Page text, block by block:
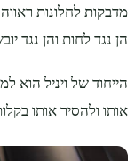
מדבקות לחלונות
הן נגד לחות והן נגד
הייחוד של ויניל
אותו ולהסיר אותו